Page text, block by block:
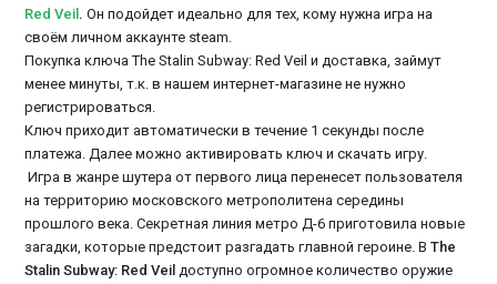
Red Veil . Он подойдет идеально для тех, кому нужна игра на
своём личном аккаунте steam.
Покупка ключа The Stalin Subway: Red Veil и доставка, займут
менее минуты, т.к. в нашем интернет-магазине не нужно
регистрироваться.
Ключ приходит автоматически в течение 1 секунды после
платежа. Далее можно активировать ключ и скачать игру.
Игра в жанре шутера от первого лица перенесет пользователя
на территорию московского метрополитена середины
прошлого века. Секретная линия метро Д-6 приготовила новые
загадки, которые предстоит разгадать главной героине. ВThe
Stalin Subway: Red Veil доступно огромное количество оружие